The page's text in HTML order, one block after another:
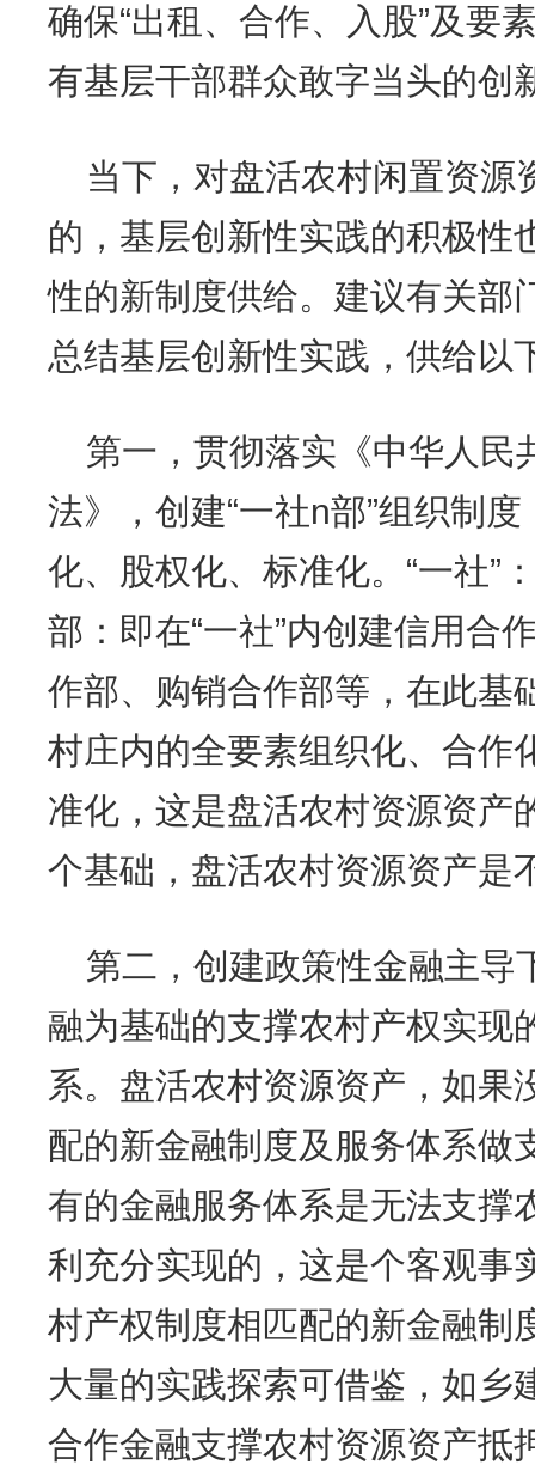
确保“出租、合作、入股”及要
有基层干部群众敢字当头的创
当下，对盘活农村闲置资源
的，基层创新性实践的积极性
性的新制度供给。建议有关部
总结基层创新性实践，供给以
第一，贯彻落实《中华人民
法》，创建“一社n部”组织制
化、股权化、标准化。“一社”
部：即在“一社”内创建信用合
作部、购销合作部等，在此基
村庄内的全要素组织化、合作
准化，这是盘活农村资源资产
个基础，盘活农村资源资产是
第二，创建政策性金融主导
融为基础的支撑农村产权实现
系。盘活农村资源资产，如果
配的新金融制度及服务体系做
有的金融服务体系是无法支撑
利充分实现的，这是个客观事
村产权制度相匹配的新金融制
大量的实践探索可借鉴，如乡
合作金融支撑农村资源资产抵